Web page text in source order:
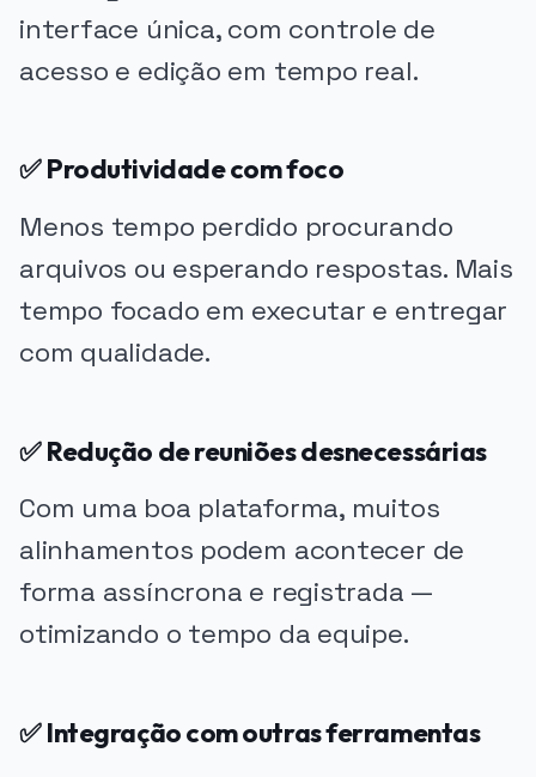
interface única, com controle de
acesso e edição em tempo real.
✅ Produtividade com foco
Menos tempo perdido procurando
arquivos ou esperando respostas. Mais
tempo focado em executar e entregar
com qualidade.
✅ Redução de reuniões desnecessárias
Com uma boa plataforma, muitos
alinhamentos podem acontecer de
forma assíncrona e registrada —
otimizando o tempo da equipe.
✅ Integração com outras ferramentas